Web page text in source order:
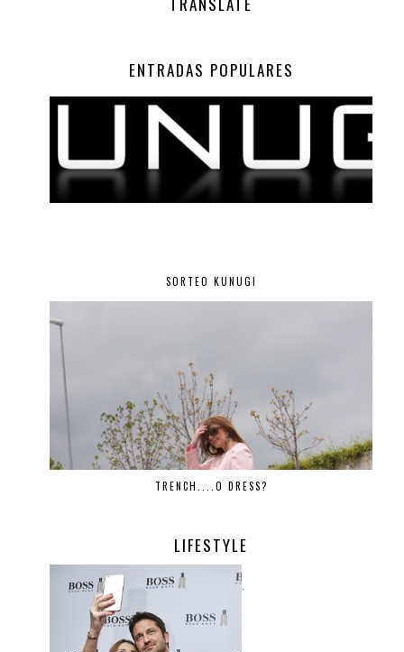
ENTRADAS POPULARES
SORTEO KUNUGI
TRENCH....O DRESS?
LIFESTYLE